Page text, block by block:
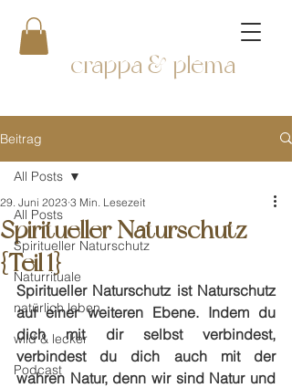
crappa & plema
Beitrag
All Posts
Spiritueller Naturschutz
Naturrituale
natürlich leben
wild & lecker
Podcast
All Posts
Spiritueller Naturschutz
{Teil 1}
29. Juni 2023 3 Min. Lesezeit
Spiritueller Naturschutz ist Naturschutz
auf einer weiteren Ebene. Indem du
dich mit dir selbst verbindest,
verbindest du dich auch mit der
wahren Natur, denn wir sind Natur und